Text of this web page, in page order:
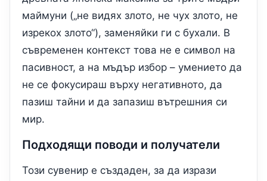
маймуни („не видях злото, не чух злото, не
изрекох злото“), заменяйки ги с бухали. В
съвременен контекст това не е символ на
пасивност, а на мъдър избор – умението да
не се фокусираш върху негативното, да
пазиш тайни и да запазиш вътрешния си
мир.
Подходящи поводи и получатели
Този сувенир е създаден, за да изрази